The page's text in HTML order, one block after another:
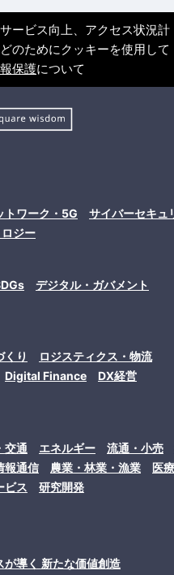
ービス向上、アクセス状況計
のためにクッキーを使用して
保護について
トワーク・5G
サイバーセキュ
ジー
デジタル・ガバメント
くり
ロジスティクス・物流
Digital Finance DX経営
交通 エネルギー 流通・小売
報通信 農業・林業・漁業
医
ビス 研究開発
が導く 新たな価値創造